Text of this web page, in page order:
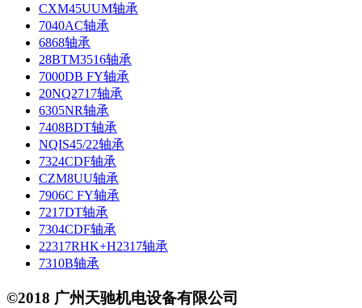
CXM45UUM轴承
7040AC轴承
6868轴承
28BTM3516轴承
7000DB FY轴承
20NQ2717轴承
6305NR轴承
7408BDT轴承
NQIS45/22轴承
7324CDF轴承
CZM8UU轴承
7906C FY轴承
7217DT轴承
7304CDF轴承
22317RHK+H2317轴承
7310B轴承
©2018 广州天驰机电设备有限公司